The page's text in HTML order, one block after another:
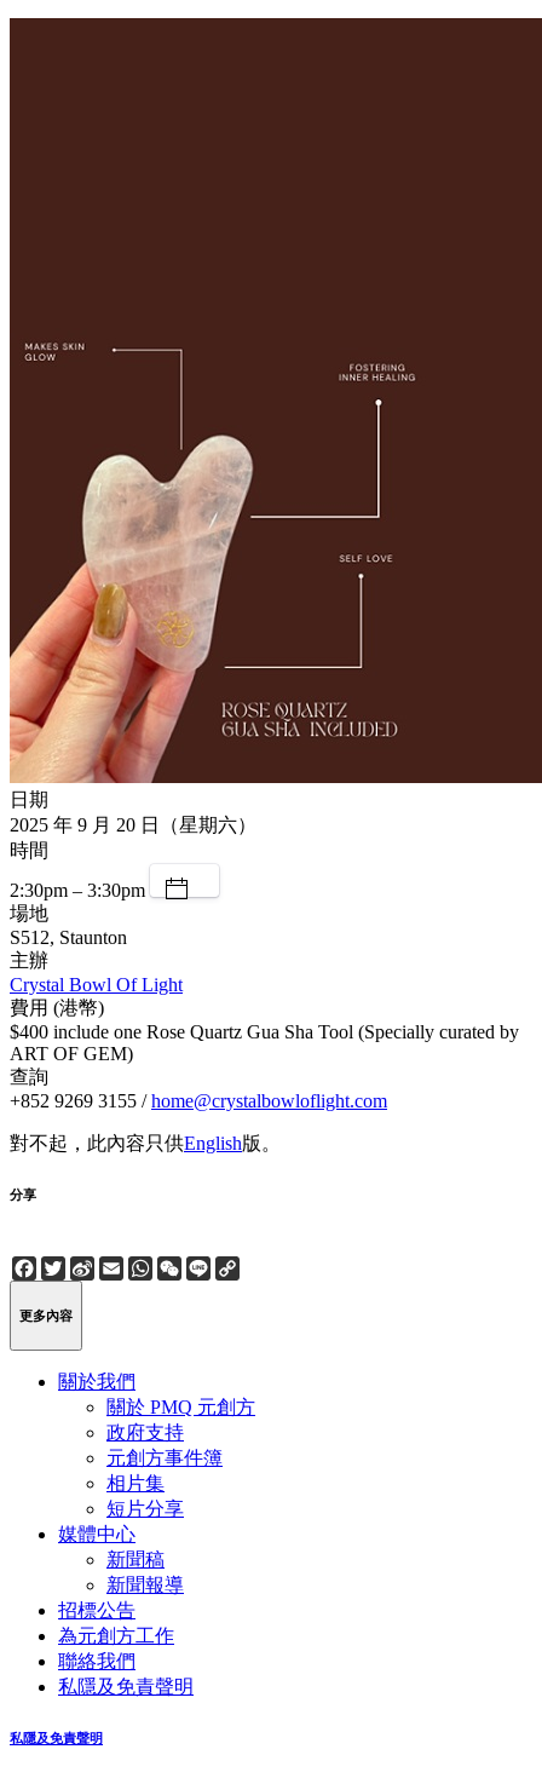
日期
2025 年 9 月 20 日（星期六）
時間
2:30pm – 3:30pm
場地
S512, Staunton
主辦
Crystal Bowl Of Light
費用 (港幣)
$400 include one Rose Quartz Gua Sha Tool (Specially curated by
ART OF GEM)
查詢
+852 9269 3155 /home@crystalbowloflight.com
對不起，此內容只供English版。
分享
Facebook
Twitter
Sina
Weibo
EmailWhatsApp
WeChat
Line
更多內容
關於我們
關於 PMQ 元創方
政府支持
元創方事件簿
相片集
短片分享
媒體中心
新聞稿
新聞報導
招標公告
為元創方工作
聯絡我們
私隱及免責聲明
私隱及免責聲明